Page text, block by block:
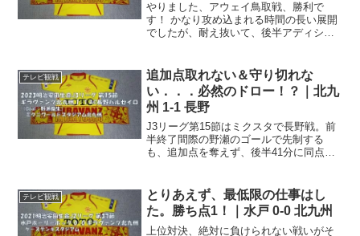
やりました、アウェイ鳥取戦、勝利で
す！ かなり攻め込まれる時間の長い展開
でしたが、耐え抜いて、後半アディショ
安田生命J3リーグは今節で第14節。ここ
まで13節戦ってきた訳で...
テレビ観戦
追加点取れない＆守り切れな
い．．．必然のドロー！？｜北九
州 1-1 長野
J3リーグ第15節はミクスタで長野戦。前
半終了間際の野瀬のゴールで先制する
も、追加点を奪えず、後半41分に同点被
節、第14節の鳥取戦でようやくの今季2勝
目を上げた我...
テレビ観戦
とりあえず、最低限の仕事はし
た。勝ち点1！｜水戸 0-0 北九州
上位対決、絶対に負けられない戦いがそ